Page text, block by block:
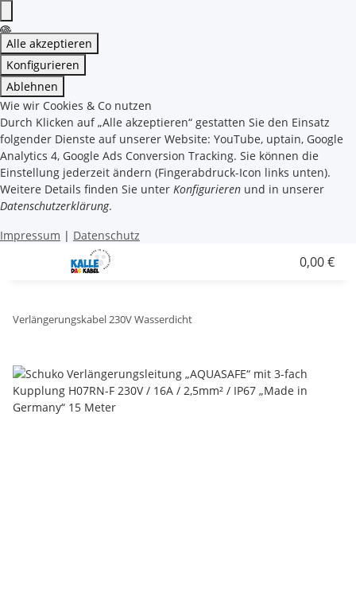
Alle akzeptieren
Konfigurieren
Ablehnen
Wie wir Cookies & Co nutzen
Durch Klicken auf „Alle akzeptieren“ gestatten Sie den Einsatz
folgender Dienste auf unserer Website: YouTube, uptain, Google
Analytics 4, Google Ads Conversion Tracking. Sie können die
Einstellung jederzeit ändern (Fingerabdruck-Icon links unten).
Weitere Details finden Sie unter Konfigurieren und in unserer
Datenschutzerklärung.
Impressum | Datenschutz
0,00 €
Verlängerungskabel 230V Wasserdicht